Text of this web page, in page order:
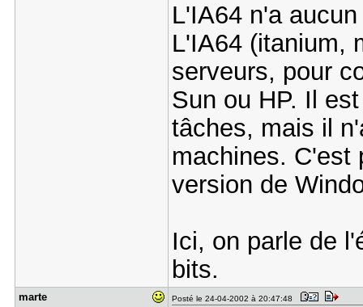
L'IA64 n'a
L'IA64 (itanium,
serveurs, pour
Sun ou HP. Il
tâches, mais il
machines. C'est
version de
Ici, on parle de
bits.
marte Posté le 24-04-2002 à 20:47:48